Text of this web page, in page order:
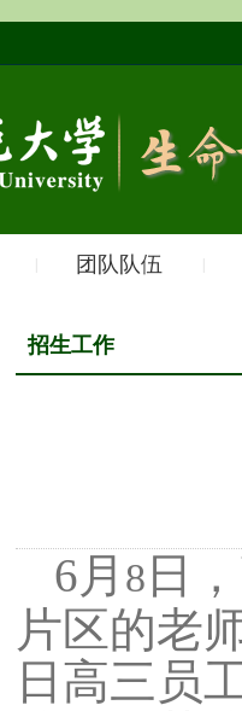
团队队伍
招生工作
6月 8 日
片区的老
日高三员